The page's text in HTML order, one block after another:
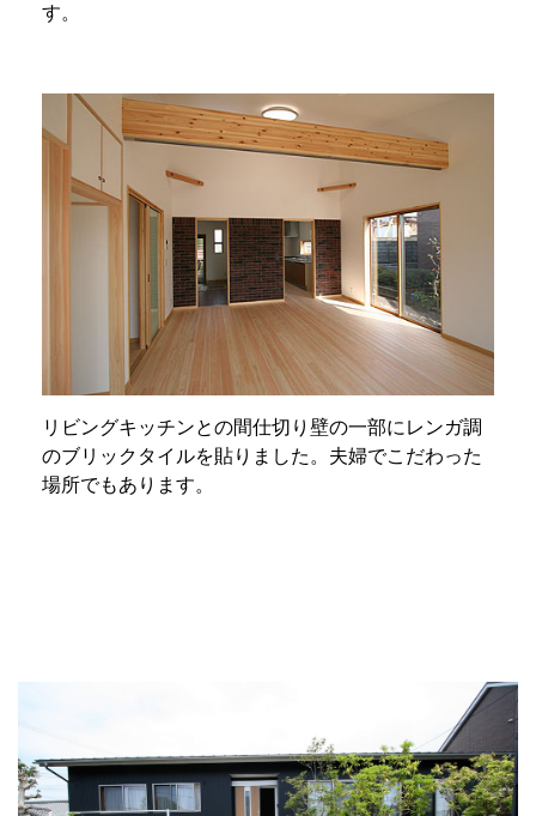
す。
リビングキッチンとの間仕切り壁の一部にレンガ調
のブリックタイルを貼りました。夫婦でこだわった
場所でもあります。